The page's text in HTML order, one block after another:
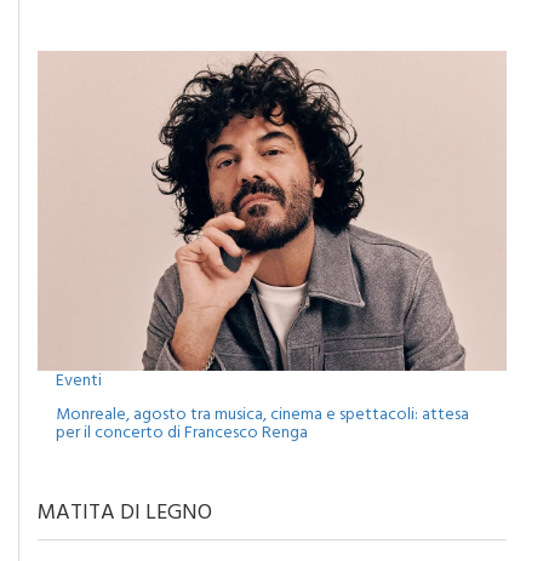
Eventi
Monreale, agosto tra musica, cinema e spettacoli: attesa
per il concerto di Francesco Renga
MATITA DI LEGNO